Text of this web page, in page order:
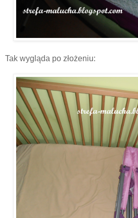
Tak wygląda po złożeniu: